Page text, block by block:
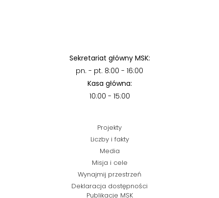
Sekretariat główny MSK:
pn. - pt. 8:00 - 16:00
Kasa główna:
10:00 - 15:00
Projekty
Liczby i fakty
Media
Misja i cele
Wynajmij przestrzeń
Deklaracja dostępności
Publikacje MSK